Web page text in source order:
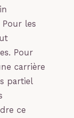
les
Pour
carrière
partiel
ce